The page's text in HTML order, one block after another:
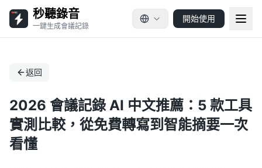
秒聽錄音
一鍵生成會議記錄
開始使用
返回
2026 會議記錄 AI 中文推薦：5 款工具
實測比較，從免費轉寫到智能摘要一次
看懂